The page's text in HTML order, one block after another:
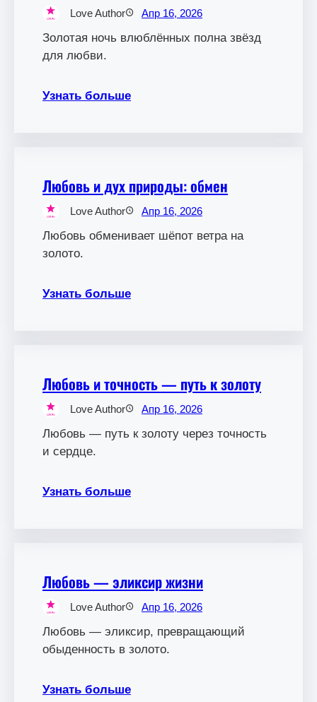
Love Author Апр 16, 2026
Золотая ночь влюблённых полна звёзд
для любви.
Узнать больше
Любовь и дух природы: обмен
Love Author Апр 16, 2026
Любовь обменивает шёпот ветра на
золото.
Узнать больше
Любовь и точность — путь к золоту
Love Author Апр 16, 2026
Любовь — путь к золоту через точность
и сердце.
Узнать больше
Любовь — эликсир жизни
Love Author Апр 16, 2026
Любовь — эликсир, превращающий
обыденность в золото.
Узнать больше